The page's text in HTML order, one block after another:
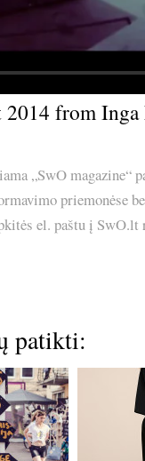
2014 from
„SwO magazine“
priemonėse
el. paštu į
patikti: